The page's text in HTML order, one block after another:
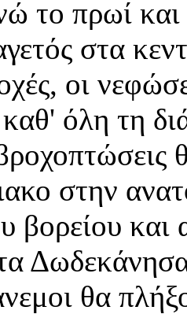
το πρωί
στα
οι
όλη τη
στην
βορείου και
θα